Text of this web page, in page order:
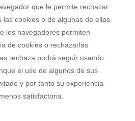
que le permite rechazar
las cookies o de algunas de ellas.
los navegadores permiten
de cookies o rechazarlas
rechaza podrá seguir usando
el uso de algunos de sus
y por tanto su experiencia
satisfactoria.